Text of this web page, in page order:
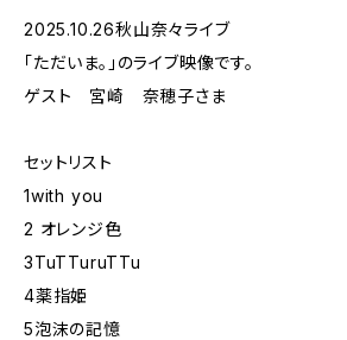
2025.10.26秋山奈々ライブ
「ただいま。」のライブ映像です。
ゲスト 宮崎 奈穂子さま
セットリスト
1with you
2 オレンジ色
3TuTTuruTTu
4薬指姫
5泡沫の記憶